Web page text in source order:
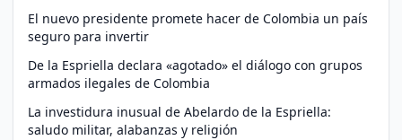
El nuevo presidente promete hacer de Colombia un país
seguro para invertir
De la Espriella declara «agotado» el diálogo con grupos
armados ilegales de Colombia
La investidura inusual de Abelardo de la Espriella:
saludo militar, alabanzas y religión